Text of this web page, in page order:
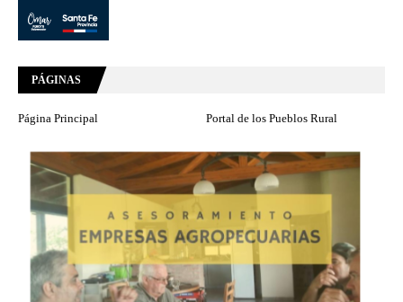
PÁGINAS
Página Principal Portal de los Pueblos Rural